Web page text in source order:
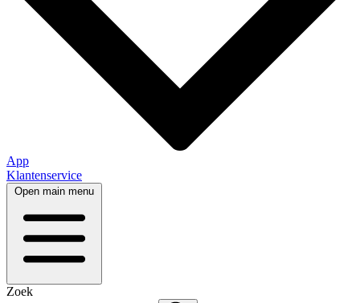
App
Klantenservice
Open main menu
Zoek